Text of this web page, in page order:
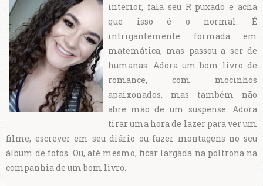
interior, fala seu R puxado e acha
que isso é o normal. É
intrigantemente formada em
matemática, mas passou a ser de
humanas. Adora um bom livro de
romance, com mocinhos
apaixonados, mas também não
abre mão de um suspense. Adora
tirar uma hora de lazer para ver um
filme, escrever em seu diário ou fazer montagens no seu
álbum de fotos. Ou, até mesmo, ficar largada na poltrona na
companhia de um bom livro.